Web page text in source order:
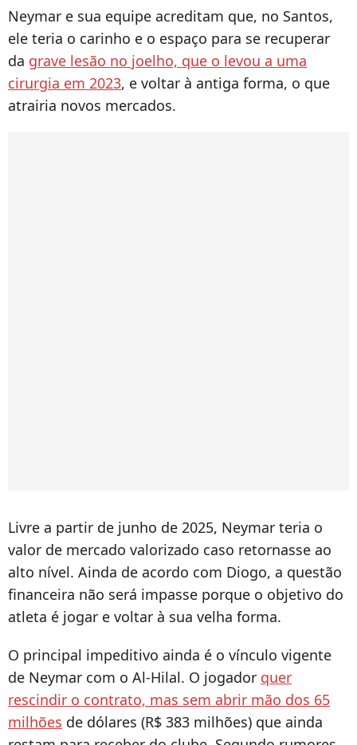
Neymar e sua equipe acreditam que, no Santos,
ele teria o carinho e o espaço para se recuperar
da grave lesão no joelho, que o levou a uma
cirurgia em 2023, e voltar à antiga forma, o que
atrairia novos mercados.
Livre a partir de junho de 2025, Neymar teria o
valor de mercado valorizado caso retornasse ao
alto nível. Ainda de acordo com Diogo, a questão
financeira não será impasse porque o objetivo do
atleta é jogar e voltar à sua velha forma.
O principal impeditivo ainda é o vínculo vigente
de Neymar com o Al-Hilal. O jogador quer
rescindir o contrato, mas sem abrir mão dos 65
milhões de dólares (R$ 383 milhões) que ainda